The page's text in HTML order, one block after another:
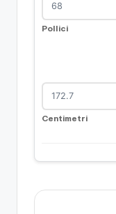
Pollici
Centimetri